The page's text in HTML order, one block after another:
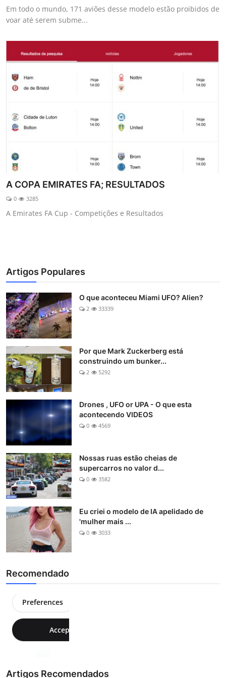
Em todo o mundo, 171 aviões desse modelo estão proibidos de
voar até serem subme...
A COPA EMIRATES FA; RESULTADOS
0 3285
A Emirates FA Cup - Competições e Resultados
Artigos Populares
O que aconteceu Miami UFO? Alien?
2 33339
Por que Mark Zuckerberg está
construindo um bunker...
2 5292
Drones , UFO or UPA - O que esta
acontecendo VIDEOS
0 4569
Nossas ruas estão cheias de
supercarros no valor d...
0 3582
Eu criei o modelo de IA apelidado de
'mulher mais ...
0 3033
Recomendado
Artigos Recomendados